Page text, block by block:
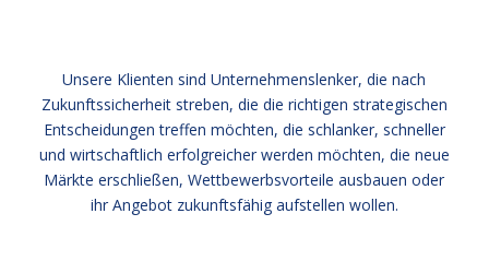
Unsere Klienten sind Unternehmenslenker, die nach
Zukunftssicherheit streben, die die richtigen strategischen
Entscheidungen treffen möchten, die schlanker, schneller
und wirtschaftlich erfolgreicher werden möchten, die neue
Märkte erschließen, Wettbewerbsvorteile ausbauen oder
ihr Angebot zukunftsfähig aufstellen wollen.